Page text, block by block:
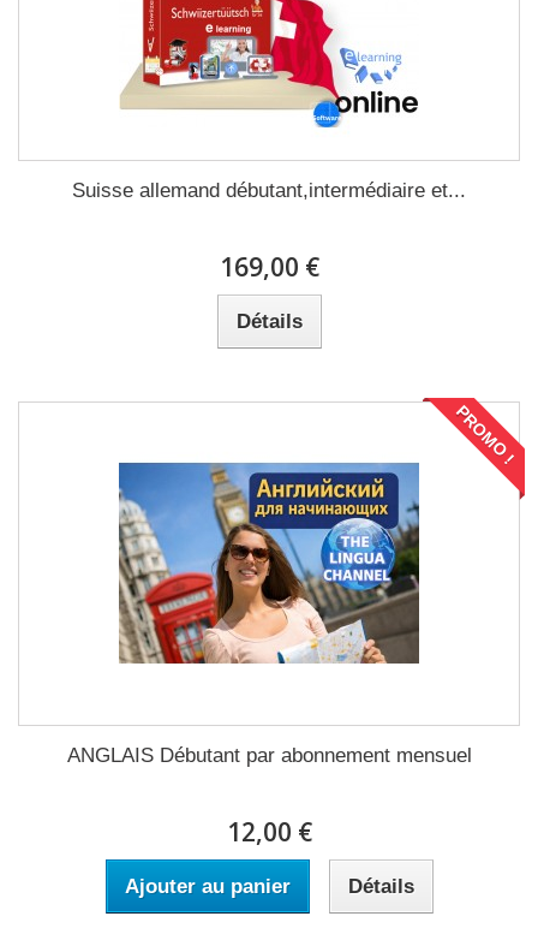
Suisse allemand débutant,intermédiaire et...
169,00 €
Détails
PROMO !
ANGLAIS Débutant par abonnement mensuel
12,00 €
Ajouter au panier Détails